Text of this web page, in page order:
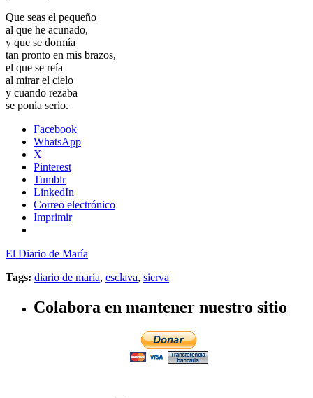
Que seas el pequeño
al que he acunado,
y que se dormía
tan pronto en mis brazos,
el que se reía
al mirar el cielo
y cuando rezaba
se ponía serio.
Facebook
WhatsApp
X
Pinterest
Tumblr
LinkedIn
Correo electrónico
Imprimir
El Diario de María
Tags: diario de maría, esclava, sierva
Colabora en mantener nuestro sitio